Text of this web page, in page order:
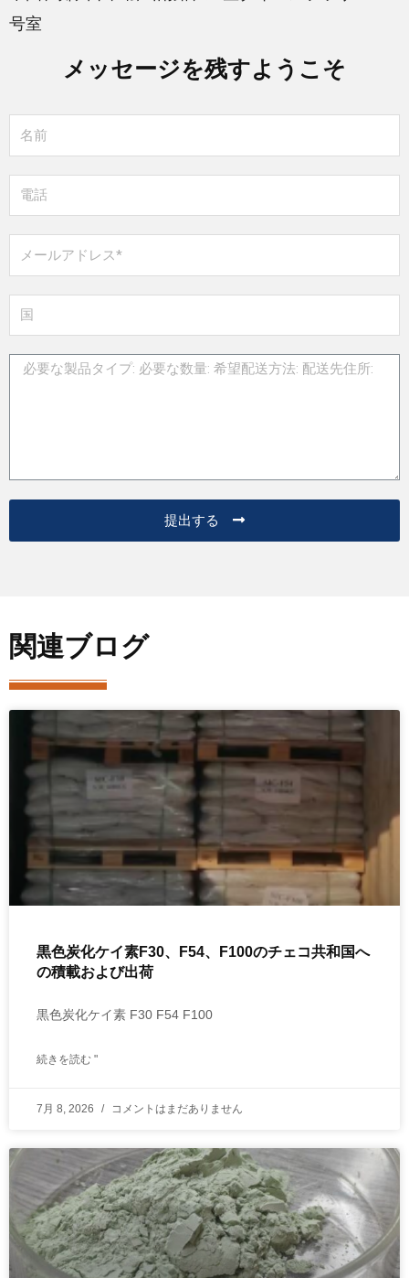
号室
メッセージを残すようこそ
提出する
関連ブログ
黒色炭化ケイ素F30、F54、F100のチェコ共和国へ
の積載および出荷
黒色炭化ケイ素 F30 F54 F100
続きを読む "
7月 8, 2026 コメントはまだありません